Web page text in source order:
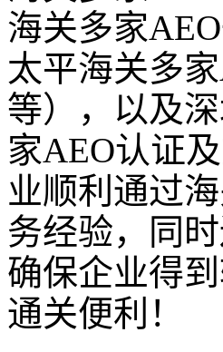
海关多家
太平海关多
等），以及
家AEO认证
业顺利通过
务经验，同
确保企业得
通关便利！